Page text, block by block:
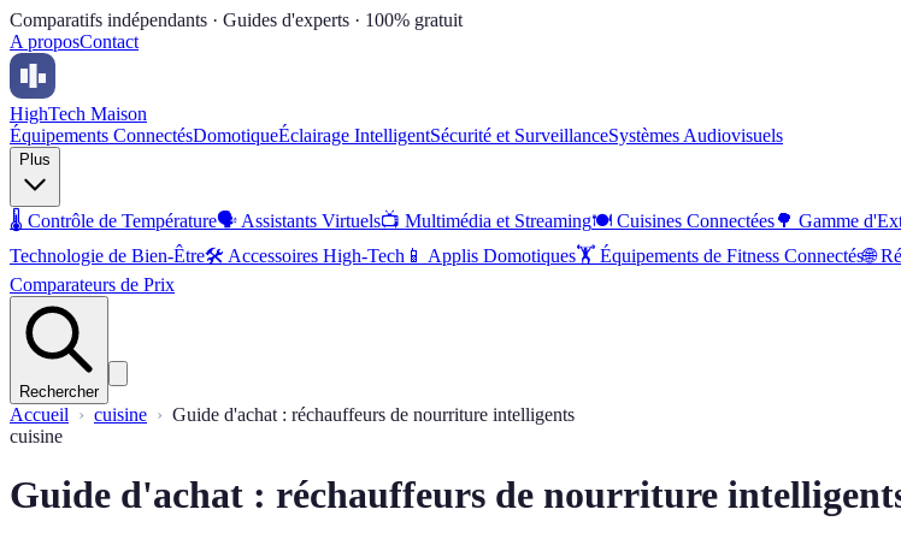
Comparatifs indépendants · Guides d'experts · 100% gratuit
A proposContact
HighTech Maison
Équipements ConnectésDomotiqueÉclairage IntelligentSécurité et SurveillanceSystèmes Audiovisuels
Plus
🌡️ Contrôle de Température🗣️ Assistants Virtuels📺 Multimédia et Streaming🍽️ Cuisines Connectées🌳 Gamme
Technologie de Bien-Être🛠️ Accessoires High-Tech 📱 Applis Domotiques🏋️ Équipements de Fitness Connectés🌐
Comparateurs de Prix
Rechercher
Accueil cuisine
Guide d'achat : réchauffeurs de nourriture intelligents
cuisine
Guide d'achat : réchauffeurs de nourriture